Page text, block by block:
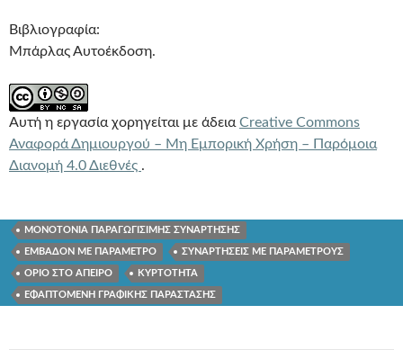
Βιβλιογραφία:
Μπάρλας Αυτοέκδοση.
Αυτή η εργασία χορηγείται με άδεια Creative Commons
Αναφορά Δημιουργού – Μη Εμπορική Χρήση – Παρόμοια
Διανομή 4.0 Διεθνές .
ΜΟΝΟΤΟΝΙΑ ΠΑΡΑΓΩΓΙΣΙΜΗΣ ΣΥΝΑΡΤΗΣΗΣ
ΕΜΒΑΔΟΝ ΜΕ ΠΑΡΑΜΕΤΡΟ ΣΥΝΑΡΤΗΣΕΙΣ ΜΕ ΠΑΡΑΜΕΤΡΟΥΣ
ΟΡΙΟ ΣΤΟ ΑΠΕΙΡΟ ΚΥΡΤΟΤΗΤΑ
ΕΦΑΠΤΟΜΕΝΗ ΓΡΑΦΙΚΗΣ ΠΑΡΑΣΤΑΣΗΣ